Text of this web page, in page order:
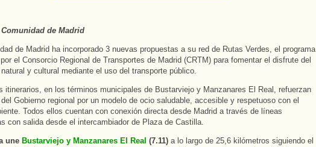
de Madrid
de Madrid ha incorporado 3 nuevas propuestas a su red de Rutas Verdes, el programa
el Consorcio Regional de Transportes de Madrid (CRTM) para fomentar el disfrute del
y cultural mediante el uso del transporte público.
itinerarios, en los términos municipales de Bustarviejo y Manzanares El Real, refuerzan
Gobierno regional por un modelo de ocio saludable, accesible y respetuoso con el
Todos ellos cuentan con conexión directa desde Madrid a través de líneas
con salida desde el intercambiador de Plaza de Castilla.
une Bustarviejo y Manzanares El Real (7.11) a lo largo de 25,6 kilómetros siguiendo el